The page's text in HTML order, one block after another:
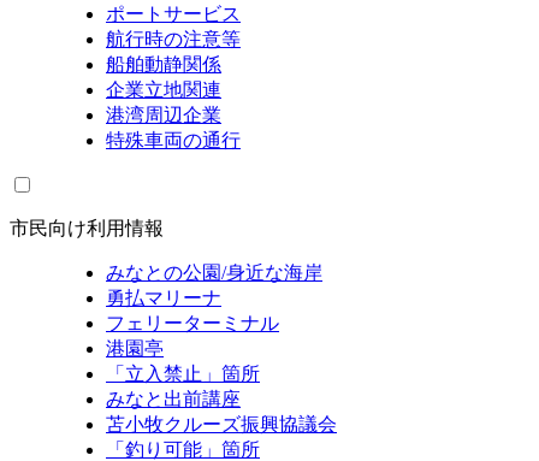
ポートサービス
航行時の注意等
船舶動静関係
企業立地関連
港湾周辺企業
特殊車両の通行
市民向け利用情報
みなとの公園/身近な海岸
勇払マリーナ
フェリーターミナル
港園亭
「立入禁止」箇所
みなと出前講座
苫小牧クルーズ振興協議会
「釣り可能」箇所